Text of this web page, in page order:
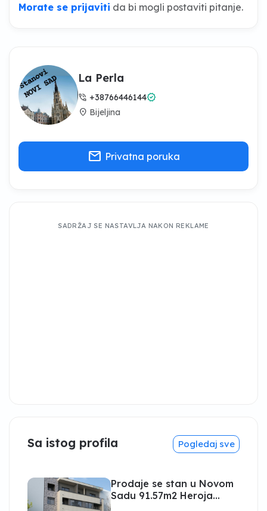
Morate se prijaviti da bi mogli postaviti pitanje.
La Perla
phone_in_talk +38766446144verified
location_on Bijeljina
mail Privatna poruka
SADRŽAJ SE NASTAVLJA NAKON REKLAME
Sa istog profila Pogledaj sve
Prodaje se stan u Novom
Sadu 91.57m2 Heroja